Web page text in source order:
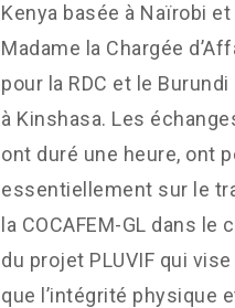
Kenya basée à Naïrobi et
Madame la Chargée
pour la RDC et le
à Kinshasa. Les
ont duré une heure, ont
essentiellement sur le
la COCAFEM-GL dans le
du projet PLUVIF qui
que l’intégrité physique